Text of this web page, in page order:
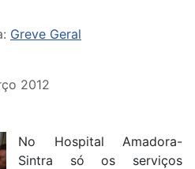
Greve Geral
2012
No Hospital Amadora-
Sintra só os serviços